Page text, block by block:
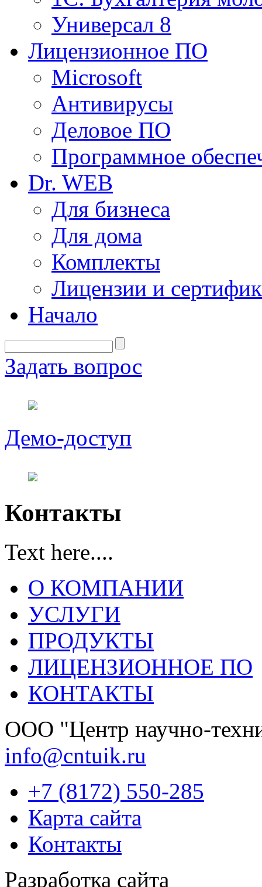
Универсал 8
Лицензионное ПО
Microsoft
Антивирусы
Деловое ПО
Программное
Dr. WEB
Для бизнеса
Для дома
Комплекты
Лицензии и
Начало
Задать вопрос
Демо-доступ
Контакты
Text here....
О КОМПАНИИ
УСЛУГИ
ПРОДУКТЫ
ЛИЦЕНЗИОННОЕ ПО
КОНТАКТЫ
OOО "Центр научно-
info@cntuik.ru
+7 (8172) 550-285
Карта сайта
Контакты
Разработка сайта